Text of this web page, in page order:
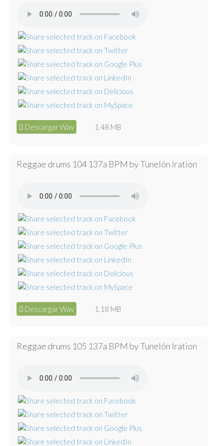
Descargar Wav 1.48 MB
Reggae drums 104 137a BPM by Tunelón Iration
Descargar Wav 1.18 MB
Reggae drums 105 137a BPM by Tunelón Iration